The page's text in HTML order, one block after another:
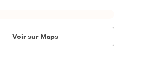
Voir sur Maps